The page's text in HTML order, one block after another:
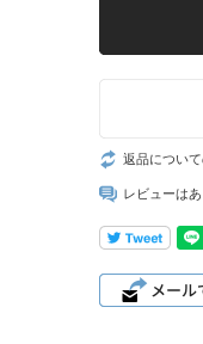
返品につい
レビューは